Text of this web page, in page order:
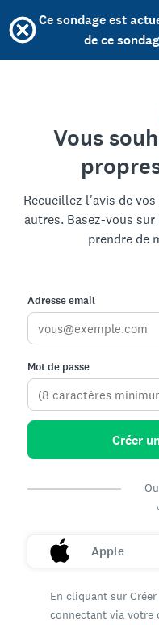
Ce sondage est
de ce
Vous
Recueillez l'avis de
autres. Basez-vous
prendre de
Adresse email
Mot de passe
Créer
Apple
En cliquant sur
connectant via votre